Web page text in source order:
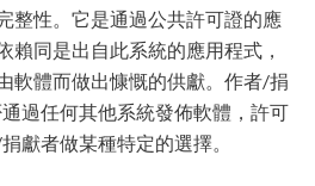
整性。它是通過公共許可證的應
賴同是出自此系統的應用程式，
軟體而做出慷慨的供獻。作者/捐
過任何其他系統發佈軟體，許可
獻者做某種特定的選擇。